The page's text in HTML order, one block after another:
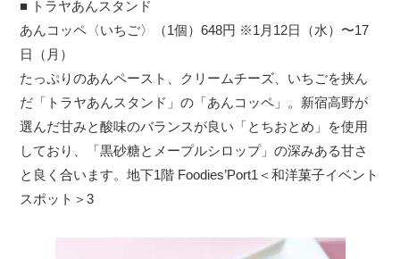
■ トラヤあんスタンド
あんコッペ〈いちご〉（1個）648円 ※1月12日（水）〜17
日（月）
たっぷりのあんペースト、クリームチーズ、いちごを挟ん
だ「トラヤあんスタンド」の「あんコッペ」。新宿高野が
選んだ甘みと酸味のバランスが良い「とちおとめ」を使用
しており、「黒砂糖とメープルシロップ」の深みある甘さ
と良く合います。地下1階 Foodies’Port1＜和洋菓子イベント
スポット＞3